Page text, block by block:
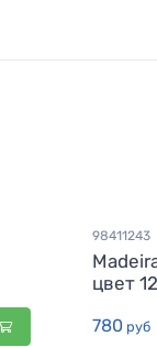
98411243
цвет
780 руб